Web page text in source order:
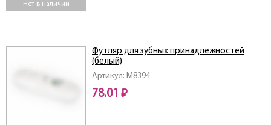
Нет в наличии
Артикул: M8394
Футляр для зубных принадлежностей
(белый)
78.01 ₽